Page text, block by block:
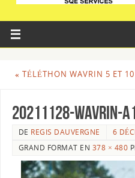
« TÉLÉTHON WAVRIN 5 ET
20211128-WAVRIN-
DE REGIS DAUVERGNE
6
GRAND FORMAT EN 378 × 480